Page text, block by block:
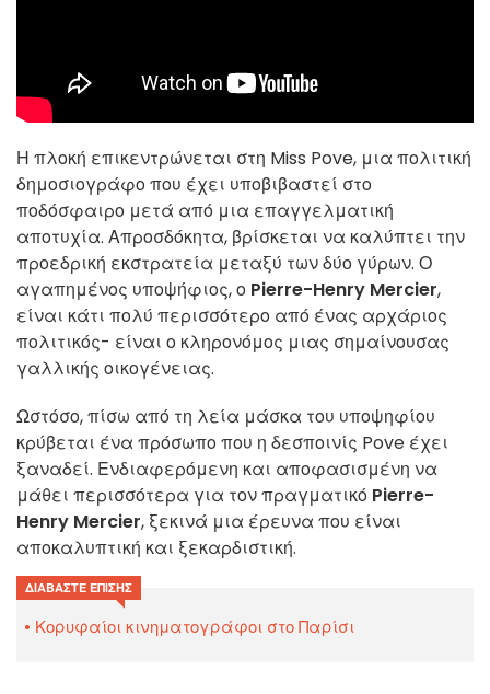
Η πλοκή επικεντρώνεται στη Miss Pove, μια πολιτική
δημοσιογράφο που έχει υποβιβαστεί στο
ποδόσφαιρο μετά από μια επαγγελματική
αποτυχία. Απροσδόκητα, βρίσκεται να καλύπτει την
προεδρική εκστρατεία μεταξύ των δύο γύρων. Ο
αγαπημένος υποψήφιος, ο Pierre-Henry Mercier,
είναι κάτι πολύ περισσότερο από ένας αρχάριος
πολιτικός- είναι ο κληρονόμος μιας σημαίνουσας
γαλλικής οικογένειας.
Ωστόσο, πίσω από τη λεία μάσκα του υποψηφίου
κρύβεται ένα πρόσωπο που η δεσποινίς Pove έχει
ξαναδεί. Ενδιαφερόμενη και αποφασισμένη να
μάθει περισσότερα για τον πραγματικό Pierre-
Henry Mercier, ξεκινά μια έρευνα που είναι
αποκαλυπτική και ξεκαρδιστική.
ΔΙΑΒΆΣΤΕ ΕΠΊΣΗΣ
Κορυφαίοι κινηματογράφοι στο Παρίσι